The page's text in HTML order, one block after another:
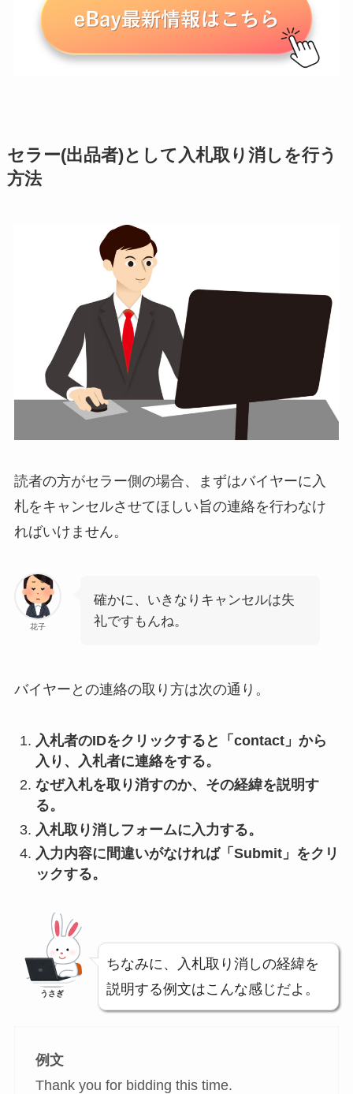
セラー(出品者)として入札取り消しを行う
方法
読者の方がセラー側の場合、まずはバイヤーに入
札をキャンセルさせてほしい旨の連絡を行わなけ
ればいけません。
花子
確かに、いきなりキャンセルは失
礼ですもんね。
バイヤーとの連絡の取り方は次の通り。
入札者のIDをクリックすると「contact」から
入り、入札者に連絡をする。
なぜ入札を取り消すのか、その経緯を説明す
る。
入札取り消しフォームに入力する。
入力内容に間違いがなければ「Submit」をクリ
ックする。
うさぎ
ちなみに、入札取り消しの経緯を
説明する例文はこんな感じだよ。
例文
Thank you for bidding this time.